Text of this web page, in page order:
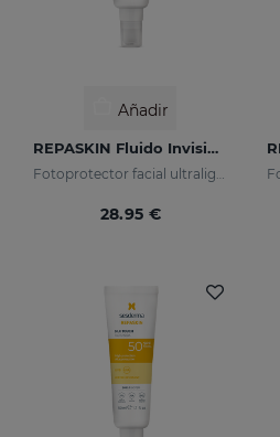
Añadir
REPASKIN Fluido Invisible SPF50+
Fotoprotector facial ultraligero
28.95 €